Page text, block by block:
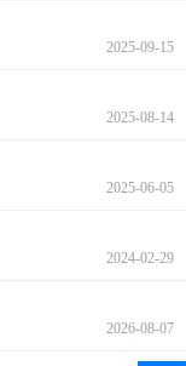
2025-09-15
2025-08-14
2025-06-05
2024-02-29
2026-08-07